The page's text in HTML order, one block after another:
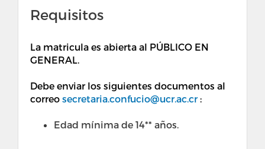
Requisitos
La matricula es abierta al PÚBLICO EN
GENERAL.
Debe enviar los siguientes documentos al
correo secretaria.confucio@ucr.ac.cr:
Edad mínima de 14** años.